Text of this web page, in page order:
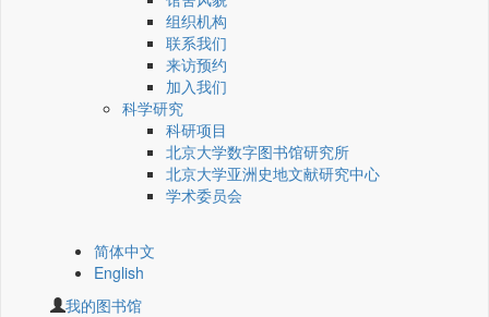
组织机构
联系我们
来访预约
加入我们
科学研究
科研项目
北京大学数字图书馆研究所
北京大学亚洲史地文献研究中心
学术委员会
简体中文
English
我的图书馆